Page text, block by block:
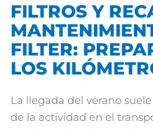
FILTROS Y
FILTER:
LOS
La llegada del verano
de la actividad en el